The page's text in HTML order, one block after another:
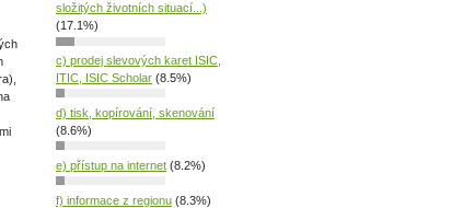
složitých životních situací...)
(17.1%)
c) prodej slevových karet ISIC,
ITIC, ISIC Scholar (8.5%)
d) tisk, kopírování, skenování
(8.6%)
e) přístup na internet (8.2%)
f) informace z regionu (8.3%)